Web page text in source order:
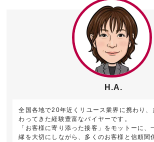
H.A.
全国各地で20年近くリユース業界に携わり、
わってきた経験豊富なバイヤーです。
「お客様に寄り添った接客」をモットーに、
縁を大切にしながら、多くのお客様と信頼関